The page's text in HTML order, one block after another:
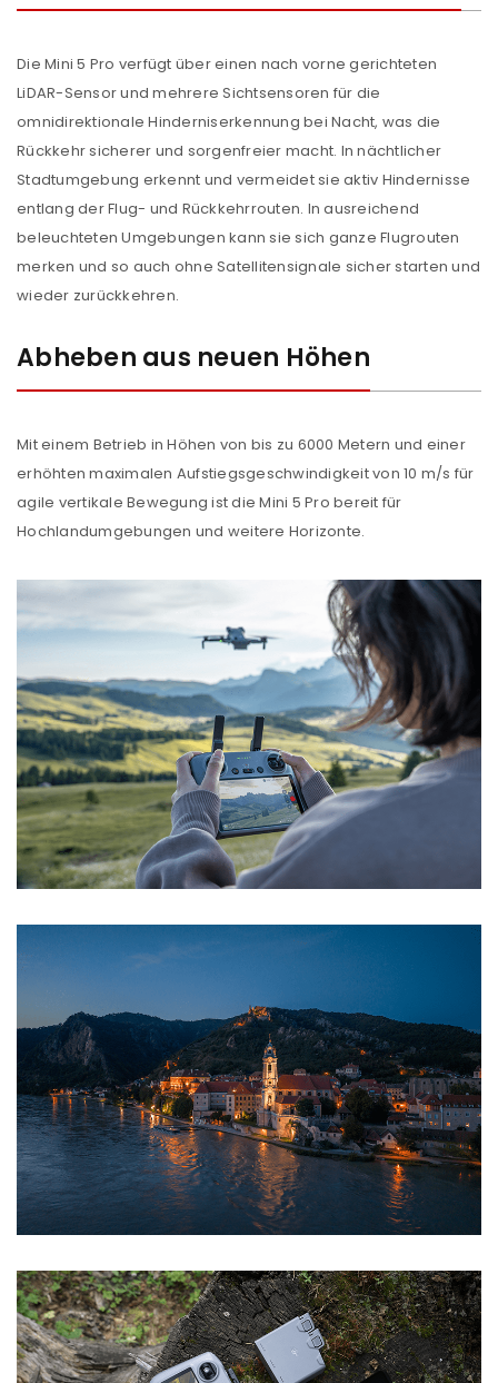
Angemeldet bleiben
ANMELDEN
PASSWORT VERGESSEN?
REGISTRIEREN
E-Mail-Adresse*
Ein Link zum Erstellen eines neuen Passworts wird an
NEWSLETTER ABONNIEREN
Please select all the ways you would like to hear from
Ja, ich möchte ein Kundenkonto eröffnen und
akzeptiere dieDatenschutzerklärung
REGISTRIEREN
Die Mini 5 Pro verfügt über einen nach vorne gerichteten
LiDAR-Sensor und mehrere Sichtsensoren für die
omnidirektionale Hinderniserkennung bei Nacht, was die
Rückkehr sicherer und sorgenfreier macht. In nächtlicher
Stadtumgebung erkennt und vermeidet sie aktiv Hindernisse
entlang der Flug- und Rückkehrrouten. In ausreichend
beleuchteten Umgebungen kann sie sich ganze Flugrouten
merken und so auch ohne Satellitensignale sicher starten und
wieder zurückkehren.
Abheben aus neuen Höhen
Mit einem Betrieb in Höhen von bis zu 6000 Metern und einer
erhöhten maximalen Aufstiegsgeschwindigkeit von 10 m/s für
agile vertikale Bewegung ist die Mini 5 Pro bereit für
Hochlandumgebungen und weitere Horizonte.